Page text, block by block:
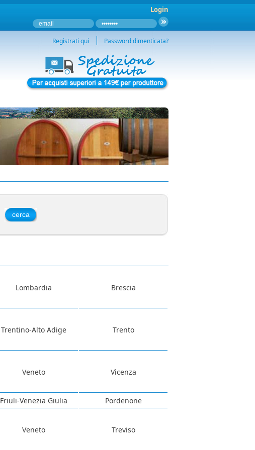
Login
Password dimenticata?
Registrati qui
Lombardia Brescia
Trentino-Alto Adige Trento
Veneto Vicenza
Friuli-Venezia Giulia Pordenone
Veneto Treviso